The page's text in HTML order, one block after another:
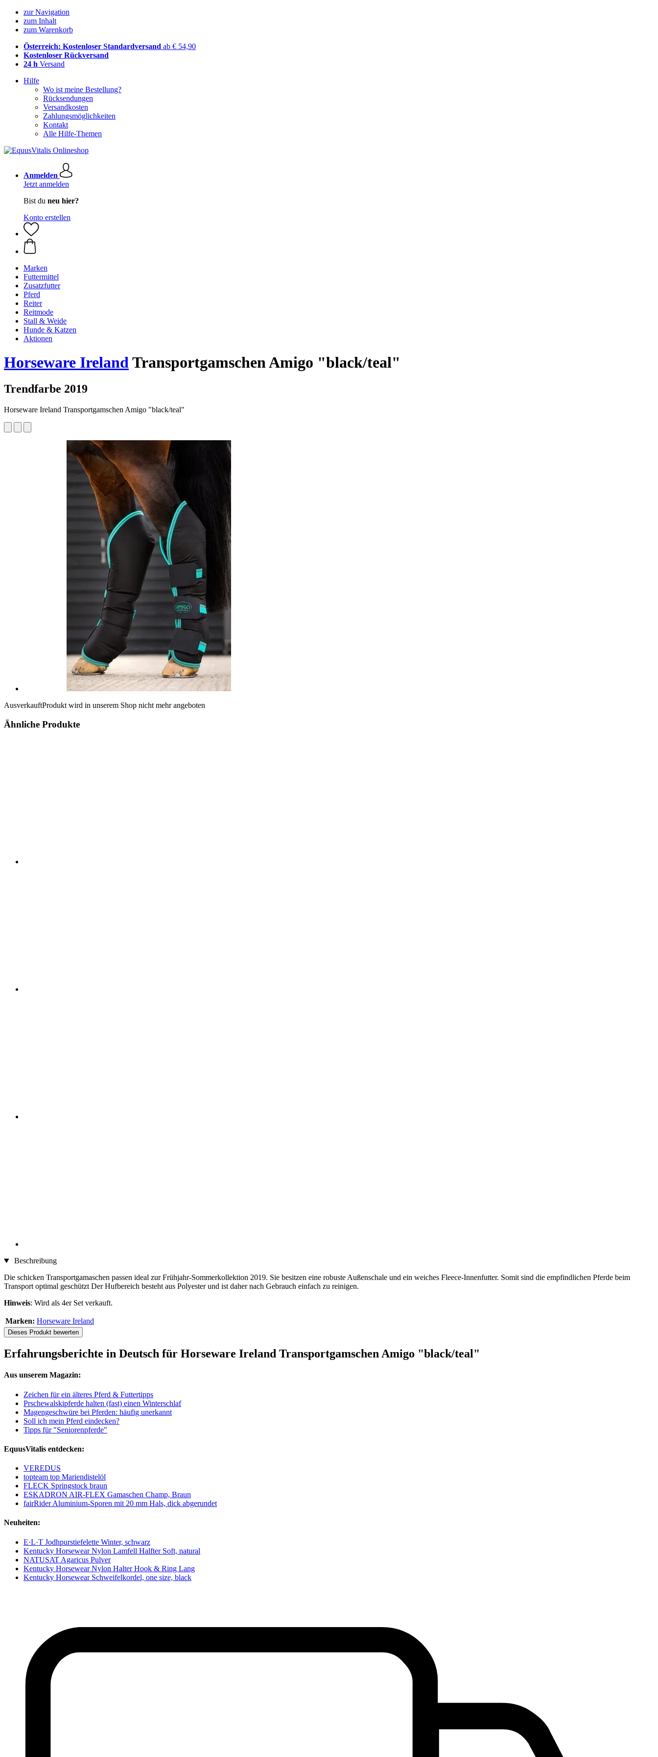
zur Navigation
zum Inhalt
zum Warenkorb
Österreich: Kostenloser Standardversand ab € 54,90
Kostenloser Rückversand
24 h Versand
Hilfe
Wo ist meine Bestellung?
Rücksendungen
Versandkosten
Zahlungsmöglichkeiten
Kontakt
Alle Hilfe-Themen
Anmelden
Jetzt anmelden
Bist du neu hier?
Konto erstellen
Marken
Futtermittel
Zusatzfutter
Pferd
Reiter
Reitmode
Stall & Weide
Hunde & Katzen
Aktionen
Horseware IrelandTransportgamschen Amigo "black/teal"
Trendfarbe 2019
Horseware Ireland Transportgamschen Amigo "black/teal"
AusverkauftProdukt wird in unserem Shop nicht mehr angeboten
Ähnliche Produkte
Beschreibung
Die schicken Transportgamaschen passen ideal zur Frühjahr-Sommerkollektion 2019. Sie besitzen eine robuste Außenschale und ein weiches Fleece-Innenfutter. Somit sind die empfindlichen Pferde beim
Transport optimal geschützt Der Hufbereich besteht aus Polyester und ist daher nach Gebrauch einfach zu reinigen.
Hinweis: Wird als 4er Set verkauft.
Marken: Horseware Ireland
Dieses Produkt bewerten
Erfahrungsberichte in Deutsch für Horseware Ireland Transportgamschen Amigo "black/teal"
Aus unserem Magazin:
Zeichen für ein älteres Pferd & Futtertipps
Prschewalskipferde halten (fast) einen Winterschlaf
Magengeschwüre bei Pferden: häufig unerkannt
Soll ich mein Pferd eindecken?
Tipps für "Seniorenpferde"
EquusVitalis entdecken:
VEREDUS
topteam top Mariendistelöl
FLECK Springstock braun
ESKADRON AIR-FLEX Gamaschen Champ, Braun
fairRider Aluminium-Sporen mit 20 mm Hals, dick abgerundet
Neuheiten:
E·L·T Jodhpurstiefelette Winter, schwarz
Kentucky Horsewear Nylon Lamfell Halfter Soft, natural
NATUSAT Agaricus Pulver
Kentucky Horsewear Nylon Halter Hook & Ring Lang
Kentucky Horsewear Schweifelkordel, one size, black